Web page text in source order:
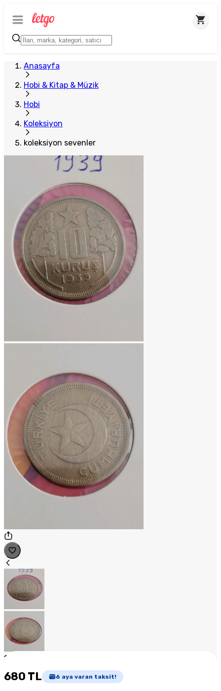
Anasayfa
Hobi & Kitap & Müzik
Hobi
Koleksiyon
koleksiyon sevenler
1
680 TL 6 aya varan taksit!